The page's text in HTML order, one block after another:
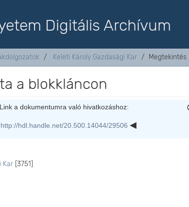
Digitális Archívum
Keleti Károly Gazdasági Kar Megtekintés
a blokkláncon
Link a dokumentumra való hivatkozáshoz:
http://hdl.handle.net/20.500.14044/29506
Kar [3751]